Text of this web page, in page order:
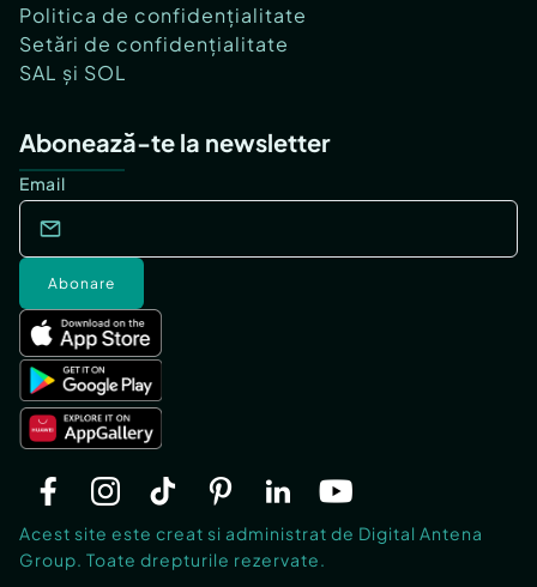
Politica de confidențialitate
Setări de confidențialitate
SAL și SOL
Abonează-te la newsletter
Email
Abonare
Acest site este creat si administrat de Digital Antena
Group. Toate drepturile rezervate.